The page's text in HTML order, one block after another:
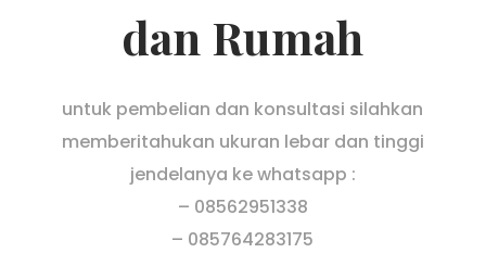
dan Rumah
untuk pembelian dan konsultasi silahkan
memberitahukan ukuran lebar dan tinggi
jendelanya ke whatsapp :
– 08562951338
– 085764283175